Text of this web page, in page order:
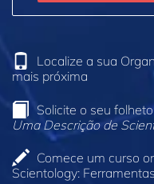
Localize a sua
mais próxima
Solicite o seu folheto
Uma Descrição de
Comece um curso
Scientology: